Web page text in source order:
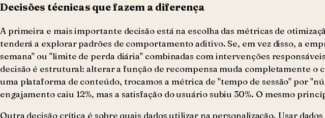
Decisões técnicas que fazem a diferença
A primeira e mais importante decisão está na escolha das métricas de
tenderá a explorar padrões de comportamento aditivo. Se, em vez disso, a
semana" ou "limite de perda diária" combinadas com intervenções
decisão é estrutural: alterar a função de recompensa muda completamente
uma plataforma de conteúdo, trocamos a métrica de "tempo de sessão" por
engajamento caiu 12%, mas a satisfação do usuário subiu 30%. O mesmo
Outra decisão crítica é sobre quais dados utilizar na personalização. Usar